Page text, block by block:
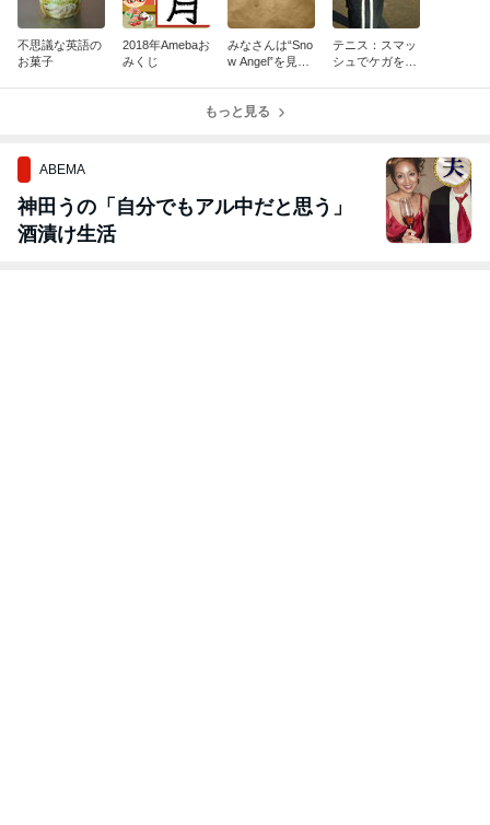
不思議な英語の
お菓子
2018年Amebaお
みくじ
みなさんは“Sno
w Angel”を見た
テニス：スマッ
シュでケガをし
もっと見る
ABEMA
神田うの「自分でもアル中だと思う」
酒漬け生活